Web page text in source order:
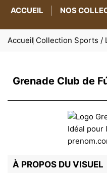
ACCUEIL NOS
Accueil Collection Sports /
Grenade Club de
À PROPOS DU VISUEL